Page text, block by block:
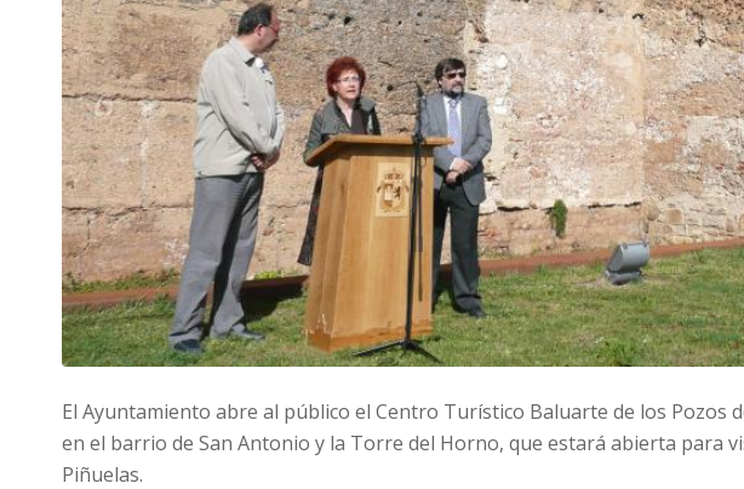
El Ayuntamiento abre al público el Centro Turístico Baluarte de los Pozos
en el barrio de San Antonio y la Torre del Horno, que estará abierta para
Piñuelas.